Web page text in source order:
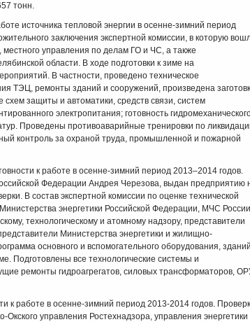
тонн.
источника тепловой энергии в осенне-зимний период
заключения экспертной комиссии, в которую
местного управления по делам ГО и ЧС, а также
области. В ходе подготовки к зиме на
В частности, проведено техническое
ТЭЦ, ремонты зданий и сооружений, произведена
схем защиты и автоматики, средств связи, систем
электропитания; готовность
Проведены противоаварийные тренировки по
контроль за охраной труда, промышленной и пожарной
к работе в осенне-зимний период 2013–2014 годов.
Федерации Андрея Черезова, выдан предприятию
В состав экспертной комиссии по оценке технической
энергетики Российской Федерации, МЧС
технологическому и атомному надзору, представители
Министерства энергетики и жилищно-
основного и вспомогательного оборудования, зданий
Подготовлены все технологические системы и
ремонты гидроагрегатов, силовых трансформаторов,
к работе в осенне-зимний период 2013-2014 годов.
управления Ростехнадзора, управления энергетики